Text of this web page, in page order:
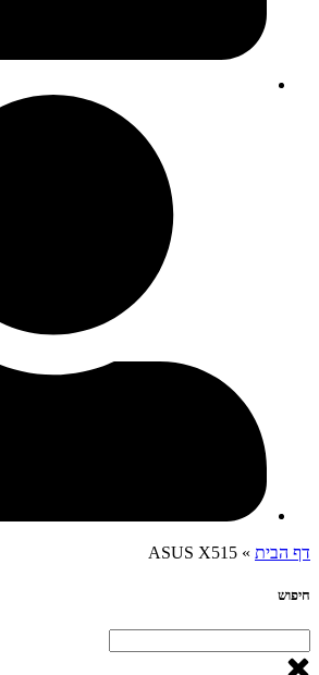
דף הבית »
ASUS X515
חיפוש